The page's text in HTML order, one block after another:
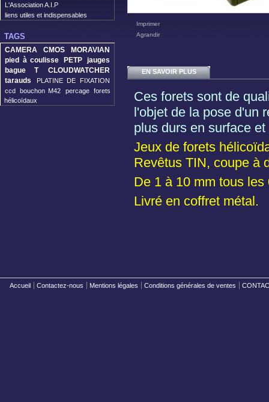
L'Association A.I.P
liens utiles et indispensables
TAGS
CAMERA CMOS MORAVIAN
pied à coulisse
PETP jauges
bague T
CLOUDWATCHER
tarauds
PLATINE DE FIXATION
ccd
bouchon M42 percage
forets
hélicoïdaux
Imprimer
Agrandir
EN SAVOIR PLUS
Ces forets sont de
l'objet de la pose d'un
plus durs en surface
Jeux de forets
Revêtus TIN, coupe à
De 1 à 10 mm tous
Livré en coffret métal.
Accueil Contactez-nous Mentions légales Conditions générales de ventes